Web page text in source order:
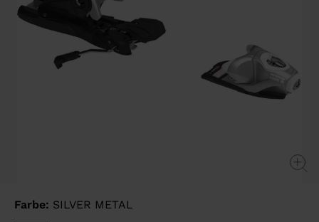
Farbe: SILVER METAL